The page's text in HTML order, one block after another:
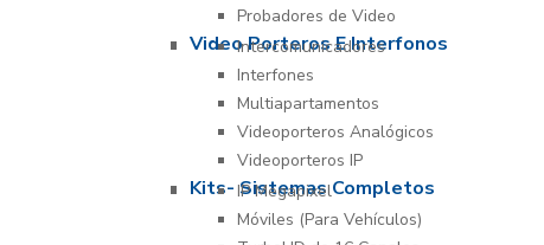
Probadores de Video
Video Porteros E Interfonos
Intercomunicadores
Interfones
Multiapartamentos
Videoporteros Analógicos
Videoporteros IP
Kits- Sistemas Completos
IP Megapixel
Móviles (Para Vehículos)